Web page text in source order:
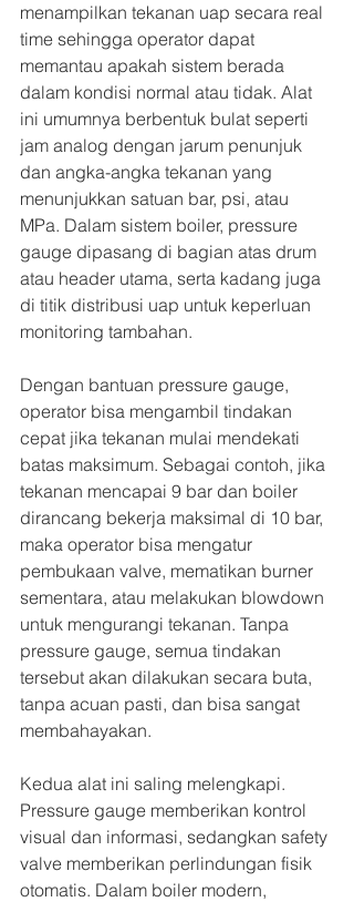
menampilkan tekanan uap secara real
time sehingga operator dapat
memantau apakah sistem berada
dalam kondisi normal atau tidak. Alat
ini umumnya berbentuk bulat seperti
jam analog dengan jarum penunjuk
dan angka-angka tekanan yang
menunjukkan satuan bar, psi, atau
MPa. Dalam sistem boiler, pressure
gauge dipasang di bagian atas drum
atau header utama, serta kadang juga
di titik distribusi uap untuk keperluan
monitoring tambahan.
Dengan bantuan pressure gauge,
operator bisa mengambil tindakan
cepat jika tekanan mulai mendekati
batas maksimum. Sebagai contoh, jika
tekanan mencapai 9 bar dan boiler
dirancang bekerja maksimal di 10 bar,
maka operator bisa mengatur
pembukaan valve, mematikan burner
sementara, atau melakukan blowdown
untuk mengurangi tekanan. Tanpa
pressure gauge, semua tindakan
tersebut akan dilakukan secara buta,
tanpa acuan pasti, dan bisa sangat
membahayakan.
Kedua alat ini saling melengkapi.
Pressure gauge memberikan kontrol
visual dan informasi, sedangkan safety
valve memberikan perlindungan fisik
otomatis. Dalam boiler modern,